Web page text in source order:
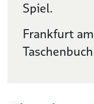
Spiel.
Frankfurt